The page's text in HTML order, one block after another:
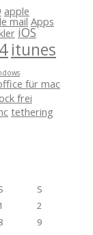
apple
mail Apps
iOS
itunes
für mac
frei
tethering
S
1
2
9